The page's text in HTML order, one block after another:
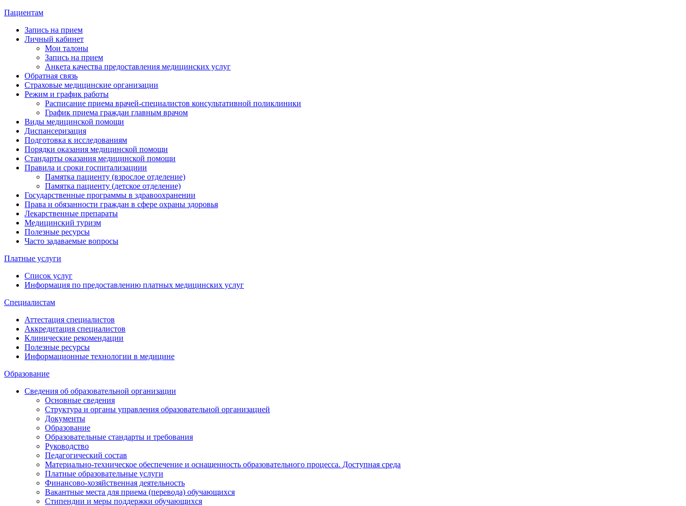
Пациентам
Запись на прием
Личный кабинет
Мои талоны
Запись на прием
Анкета качества предоставления медицинских услуг
Обратная связь
Страховые медицинские организации
Режим и график работы
Расписание приема врачей-специалистов консультативной поликлиники
График приема граждан главным врачом
Виды медицинской помощи
Диспансеризация
Подготовка к исследованиям
Порядки оказания медицинской помощи
Стандарты оказания медицинской помощи
Правила и сроки госпитализациии
Памятка пациенту (взрослое отделение)
Памятка пациенту (детское отделение)
Государственные программы в здравоохранении
Права и обязанности граждан в сфере охраны здоровья
Лекарственные препараты
Медицинский туризм
Полезные ресурсы
Часто задаваемые вопросы
Платные услуги
Список услуг
Информация по предоставлению платных медицинских услуг
Специалистам
Аттестация специалистов
Аккредитация специалистов
Клинические рекомендации
Полезные ресурсы
Информационные технологии в медицине
Образование
Сведения об образовательной организации
Основные сведения
Структура и органы управления образовательной организацией
Документы
Образование
Образовательные стандарты и требования
Руководство
Педагогический состав
Материально-техническое обеспечение и оснащенность образовательного процесса. Доступная среда
Платные образовательные услуги
Финансово-хозяйственная деятельность
Вакантные места для приема (перевода) обучающихся
Стипендии и меры поддержки обучающихся